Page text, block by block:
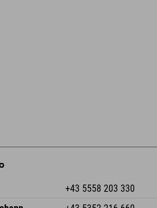
+43 5558 203 330
Uložit adresu